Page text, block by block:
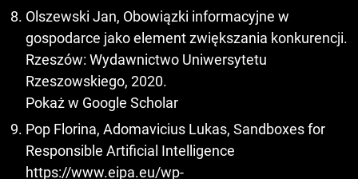
Olszewski Jan, Obowiązki informacyjne w
gospodarce jako element zwiększania konkurencji.
Rzeszów: Wydawnictwo Uniwersytetu
Rzeszowskiego, 2020.
Pokaż w Google Scholar
Pop Florina, Adomavicius Lukas, Sandboxes for
Responsible Artificial Intelligence
https://www.eipa.eu/wp-